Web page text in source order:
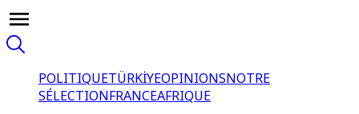
POLITIQUETÜRKİYEOPINIONSNOTRE
SÉLECTIONFRANCEAFRIQUE